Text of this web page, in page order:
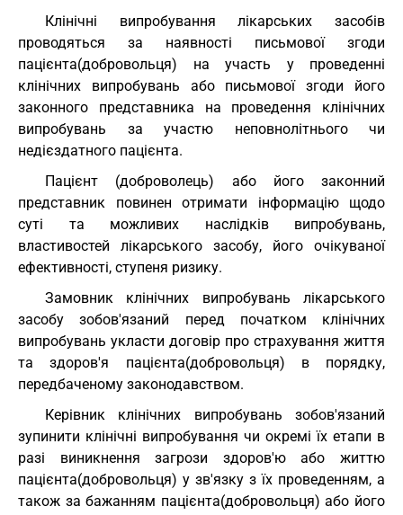
Клінічні випробування лікарських засобів
проводяться за наявності письмової згоди
пацієнта(добровольця) на участь у проведенні
клінічних випробувань або письмової згоди його
законного представника на проведення клінічних
випробувань за участю неповнолітнього чи
недієздатного пацієнта.
Пацієнт (доброволець) або його законний
представник повинен отримати інформацію щодо
суті та можливих наслідків випробувань,
властивостей лікарського засобу, його очікуваної
ефективності, ступеня ризику.
Замовник клінічних випробувань лікарського
засобу зобов'язаний перед початком клінічних
випробувань укласти договір про страхування життя
та здоров'я пацієнта(добровольця) в порядку,
передбаченому законодавством.
Керівник клінічних випробувань зобов'язаний
зупинити клінічні випробування чи окремі їх етапи в
разі виникнення загрози здоров'ю або життю
пацієнта(добровольця) у зв'язку з їх проведенням, а
також за бажанням пацієнта(добровольця) або його